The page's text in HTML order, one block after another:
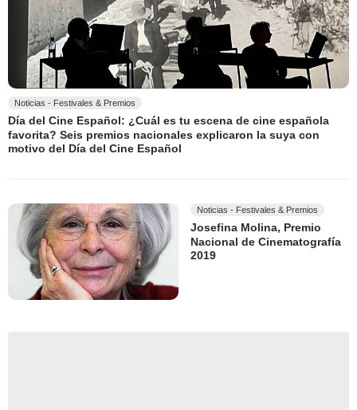
Noticias - Festivales & Premios
Día del Cine Español: ¿Cuál es tu escena de cine española
favorita? Seis premios nacionales explicaron la suya con
motivo del Día del Cine Español
Noticias - Festivales & Premios
Josefina Molina, Premio
Nacional de Cinematografía
2019